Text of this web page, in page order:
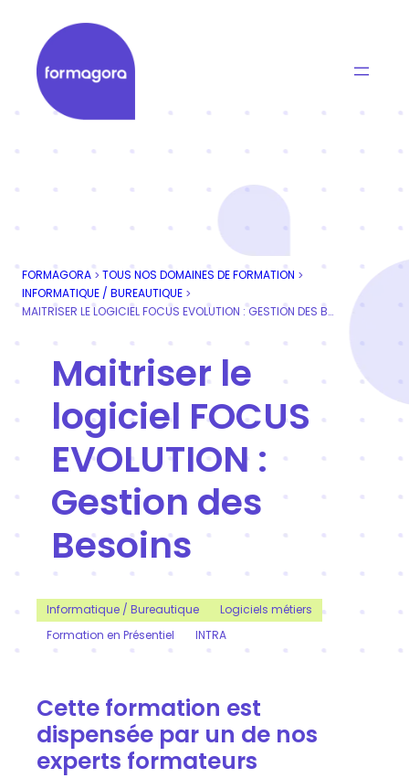
contenu
Formagora
Organisme de formation professionnelle |
FORMAGORA > TOUS NOS DOMAINES DE FORMATION >
INFORMATIQUE / BUREAUTIQUE >
MAITRISER LE LOGICIEL FOCUS EVOLUTION : GESTION DES BESOINS
Maitriser le
logiciel FOCUS
EVOLUTION :
Gestion des
Besoins
Informatique / Bureautique
Logiciels métiers
Formation en Présentiel
INTRA
Cette formation est
dispensée par un de nos
experts formateurs